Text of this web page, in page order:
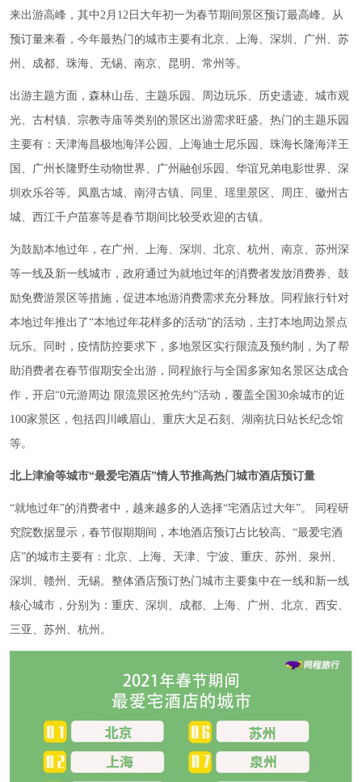
来出游高峰，其中2月12日大年初一为春节期间景区预订最高峰。从
预订量来看，今年最热门的城市主要有北京、上海、深圳、广州、苏
州、成都、珠海、无锡、南京、昆明、常州等。
出游主题方面，森林山岳、主题乐园、周边玩乐、历史遗迹、城市观
光、古村镇、宗教寺庙等类别的景区出游需求旺盛。热门的主题乐园
主要有：天津海昌极地海洋公园、上海迪士尼乐园、珠海长隆海洋王
国、广州长隆野生动物世界、广州融创乐园、华谊兄弟电影世界、深
圳欢乐谷等。凤凰古城、南浔古镇、同里、瑶里景区、周庄、徽州古
城、西江千户苗寨等是春节期间比较受欢迎的古镇。
为鼓励本地过年，在广州、上海、深圳、北京、杭州、南京、苏州深
等一线及新一线城市，政府通过为就地过年的消费者发放消费券、鼓
励免费游景区等措施，促进本地游消费需求充分释放。同程旅行针对
本地过年推出了“本地过年花样多的活动”的活动，主打本地周边景点
玩乐。同时，疫情防控要求下，多地景区实行限流及预约制，为了帮
助消费者在春节假期安全出游，同程旅行与全国多家知名景区达成合
作，开启“0元游周边 限流景区抢先约”活动，覆盖全国30余城市的近
100家景区，包括四川峨眉山、重庆大足石刻、湖南抗日站长纪念馆
等。
北上津渝等城市“最爱宅酒店”情人节推高热门城市酒店预订量
“就地过年”的消费者中，越来越多的人选择“宅酒店过大年”。 同程研
究院数据显示，春节假期期间，本地酒店预订占比较高、“最爱宅酒
店”的城市主要有：北京、上海、天津、宁波、重庆、苏州、泉州、
深圳、赣州、无锡。整体酒店预订热门城市主要集中在一线和新一线
核心城市，分别为：重庆、深圳、成都、上海、广州、北京、西安、
三亚、苏州、杭州。